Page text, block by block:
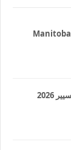
التسجيل للهجرة للمناطق الريفية في كندا Manitoba
نتائج النهائية المدرسة الوطنية للتجارة والتسيير 2026